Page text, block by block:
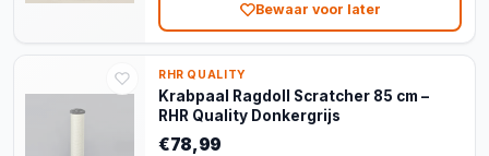
Bewaar voor later
RHR QUALITY
Krabpaal Ragdoll Scratcher 85 cm –
RHR Quality Donkergrijs
€78,99